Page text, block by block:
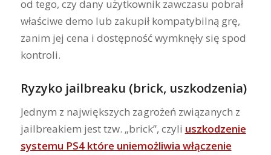
od tego, czy dany użytkownik zawczasu pobrał
właściwe demo lub zakupił kompatybilną grę,
zanim jej cena i dostępność wymknęły się spod
kontroli.
Ryzyko jailbreaku (brick, uszkodzenia)
Jednym z największych zagrożeń związanych z
jailbreakiem jest tzw. „brick”, czyli uszkodzenie
systemu PS4 które uniemożliwia włączenie